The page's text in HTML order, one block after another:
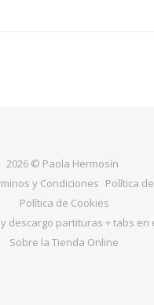
2026 © Paola Hermosín
y Condiciones Política
Política de Cookies
descargo partituras + tabs en
Sobre la Tienda Online